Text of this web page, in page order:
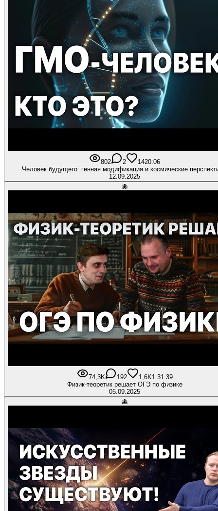
802 2 1420:06
Человек будущего: генная модификация и космические
12.09.2025
🐙
74,3K 192 1,6K1:31:39
Физик-теоретик решает ОГЭ по физике
05.09.2025
🐙